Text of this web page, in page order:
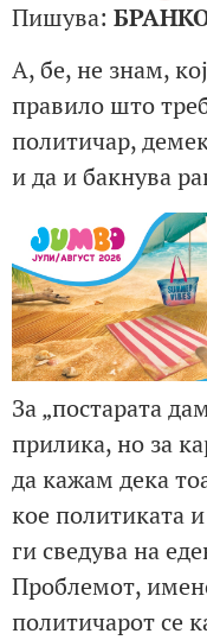
Пишува:
А, бе, не знам,
правило што
политичар,
и да и бакнува
За „постарата
прилика, но за
да кажам дека
кое политиката
ги сведува на
Проблемот,
политичарот се